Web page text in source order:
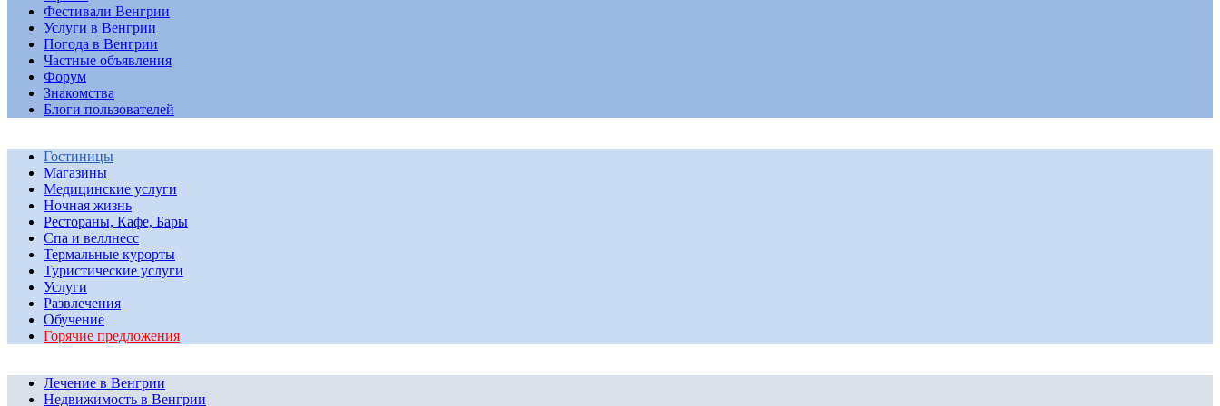
Фестивали Венгрии
Услуги в Венгрии
Погода в Венгрии
Частные объявления
Форум
Знакомства
Блоги пользователей
Гостиницы
Магазины
Медицинские услуги
Ночная жизнь
Рестораны, Кафе, Бары
Спа и веллнесс
Термальные курорты
Туристические услуги
Услуги
Развлечения
Обучение
Горячие предложения
Лечение в Венгрии
Недвижимость в Венгрии